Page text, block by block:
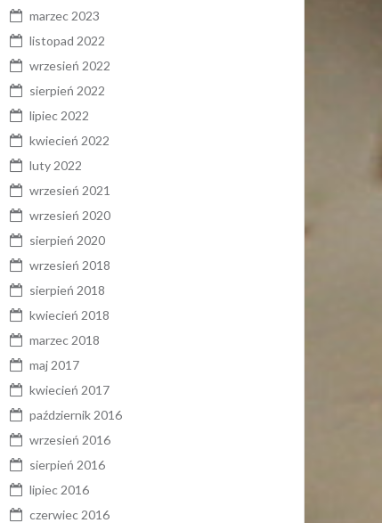
marzec 2023
listopad 2022
wrzesień 2022
sierpień 2022
lipiec 2022
kwiecień 2022
luty 2022
wrzesień 2021
wrzesień 2020
sierpień 2020
wrzesień 2018
sierpień 2018
kwiecień 2018
marzec 2018
maj 2017
kwiecień 2017
październik 2016
wrzesień 2016
sierpień 2016
lipiec 2016
czerwiec 2016